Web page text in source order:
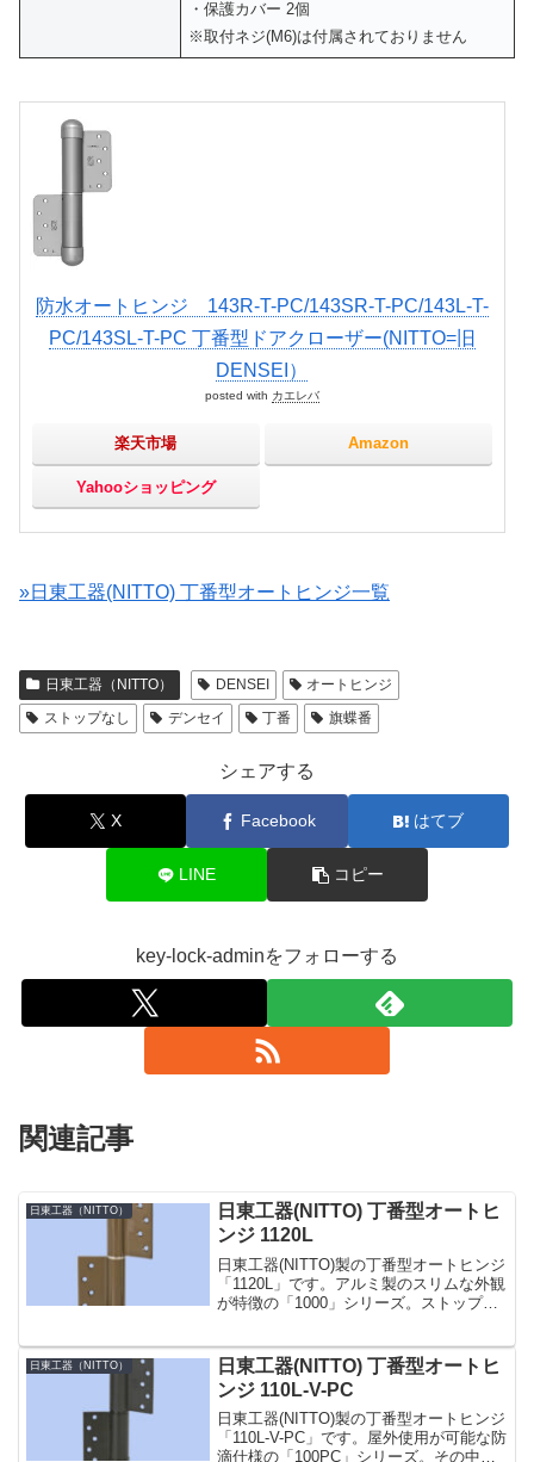
・保護カバー 2個
※取付ネジ(M6)は付属されておりません
防水オートヒンジ 143R-T-PC/143SR-T-PC/143L-T-
PC/143SL-T-PC 丁番型ドアクローザー(NITTO=旧
DENSEI）
posted with カエレバ
楽天市場 Amazon
Yahooショッピング
»日東工器(NITTO) 丁番型オートヒンジ一覧
日東工器（NITTO） DENSEI
オートヒンジ
ストップなし
デンセイ 丁番 旗蝶番
シェアする
X Facebook はてブ
LINE コピー
key-lock-adminをフォローする
関連記事
日東工器（NITTO）
日東工器(NITTO) 丁番型オートヒ
ンジ 1120L
日東工器(NITTO)製の丁番型オートヒンジ
「1120L」です。アルミ製のスリムな外観
が特徴の「1000」シリーズ。ストップ機
不必要なドアで、デザイン上ヒンジを合
わせたい...
日東工器（NITTO）
日東工器(NITTO) 丁番型オートヒ
ンジ 110L-V-PC
日東工器(NITTO)製の丁番型オートヒンジ
「110L-V-PC」です。屋外使用が可能な防
滴仕様の「100PC」シリーズ。その中で